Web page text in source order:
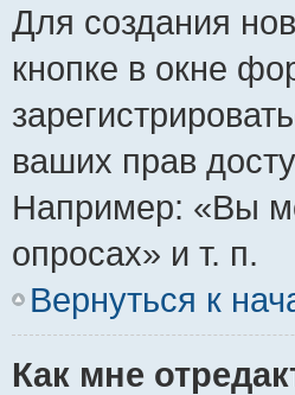
Для создания
кнопке в окне
ваших прав
Например: «Вы
опросах» и т. п.
Вернуться к
Как мне